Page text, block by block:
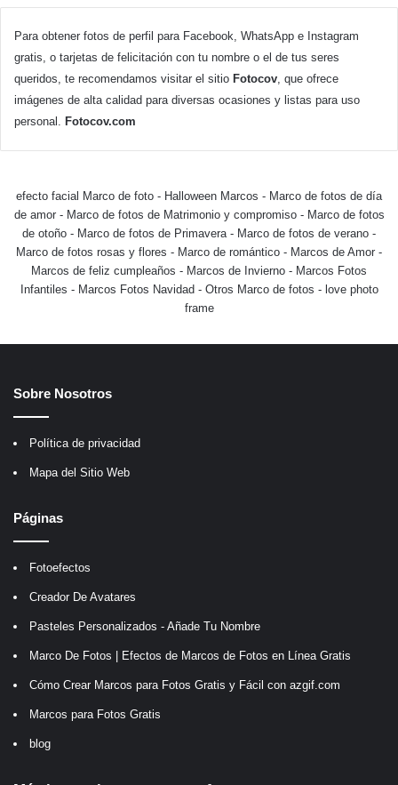
Para obtener fotos de perfil para Facebook, WhatsApp e Instagram
gratis, o tarjetas de felicitación con tu nombre o el de tus seres
queridos, te recomendamos visitar el sitio Fotocov , que ofrece
imágenes de alta calidad para diversas ocasiones y listas para uso
personal. Fotocov.com
efecto facial Marco de foto - Halloween Marcos - Marco de fotos de día
de amor- Marco de fotos de Matrimonio y compromiso- Marco de fotos
de otoño - Marco de fotos de Primavera - Marco de fotos de verano -
Marco de fotos rosas y flores - Marco de romántico - Marcos de Amor -
Marcos de feliz cumpleaños - Marcos de Invierno - Marcos Fotos
Infantiles - Marcos Fotos Navidad- Otros Marco de fotos - love photo
frame
Sobre Nosotros
Política de privacidad
Mapa del Sitio Web
Páginas
Fotoefectos
Creador De Avatares
Pasteles Personalizados - Añade Tu Nombre
Marco De Fotos | Efectos de Marcos de Fotos en Línea Gratis
Cómo Crear Marcos para Fotos Gratis y Fácil con azgif.com
Marcos para Fotos Gratis
blog